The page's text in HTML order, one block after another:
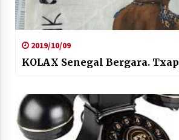
2019/10/09
KOLAX Senegal Bergara.